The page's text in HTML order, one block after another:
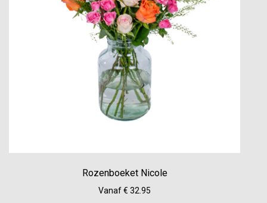
Rozenboeket Nicole
Vanaf € 32.95